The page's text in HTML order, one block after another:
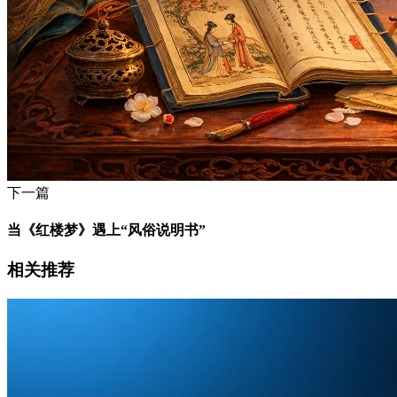
下一篇
当《红楼梦》遇上“风俗说明书”
相关推荐